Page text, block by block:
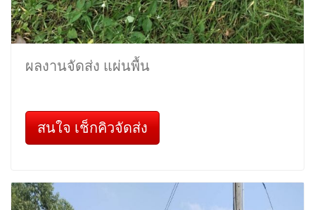
ผลงานจัดส่ง แผ่นพื้น
สนใจ เช็กคิวจัดส่ง